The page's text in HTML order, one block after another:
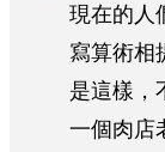
現在的人
寫算術相
是這樣，
一個肉店